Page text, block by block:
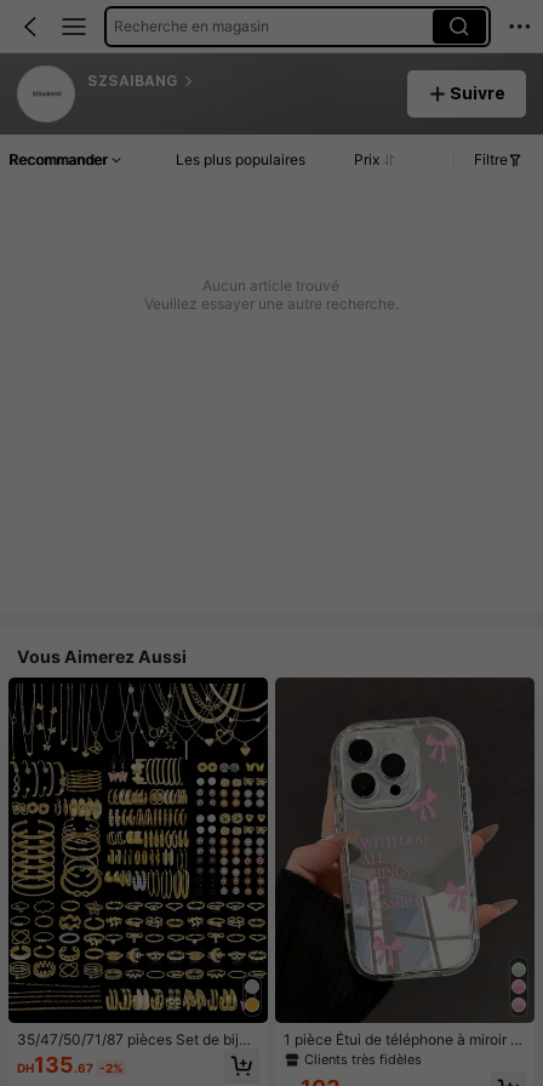
Recherche en magasin
SZSAIBANG
Suivre
Recommander Les plus populaires Prix Filtre
Aucun article trouvé
Veuillez essayer une autre recherche.
Vous Aimerez Aussi
35/47/50/71/87 pièces Set de bijou
x style bohème, comprenant des bo
ucles d'oreilles, colliers, bagues, br
DH135.67 -2%
1 pièce Étui de téléphone à miroir ro
se minimaliste, style fille avec motif
Clients très fidèles